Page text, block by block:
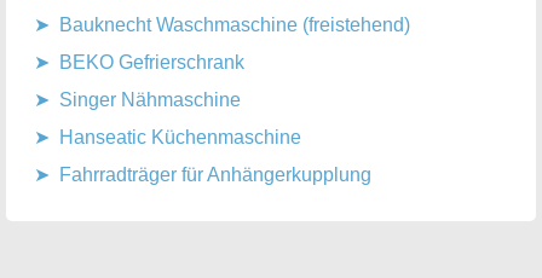
Bauknecht Waschmaschine (freistehend)
BEKO Gefrierschrank
Singer Nähmaschine
Hanseatic Küchenmaschine
Fahrradträger für Anhängerkupplung